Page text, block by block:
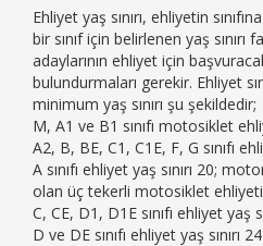
Ehliyet yaş sınırı, ehliyetin
bir sınıf için belirlenen yaş sınırı
adaylarının ehliyet için
bulundurmaları gerekir. Ehliyet
minimum yaş sınırı şu şekildedir;
M, A1 ve B1 sınıfı motosiklet
A2, B, BE, C1, C1E, F, G sınıfı
A sınıfı ehliyet yaş sınırı 20;
olan üç tekerli motosiklet ehliyeti
C, CE, D1, D1E sınıfı ehliyet yaş
D ve DE sınıfı ehliyet yaş sınırı 24